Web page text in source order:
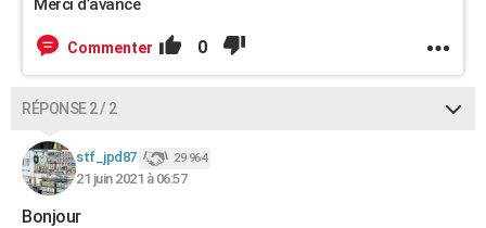
Merci d’avance
Commenter 0
RÉPONSE 2 / 2
stf_jpd87 29 964
21 juin 2021 à 06:57
Bonjour